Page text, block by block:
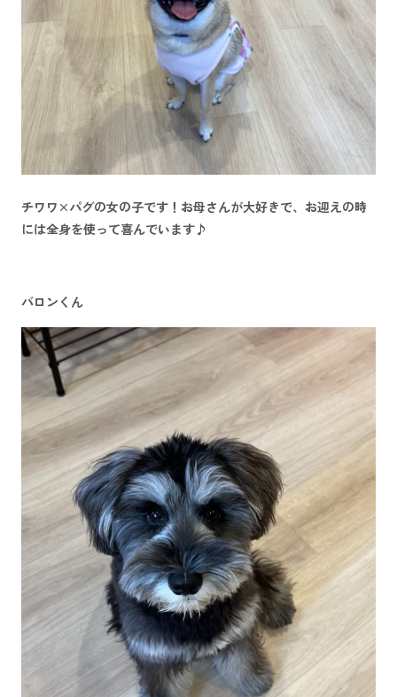
チワワ×パグの女の子です！お母さんが大好きで、お迎えの時
には全身を使って喜んでいます♪
バロンくん